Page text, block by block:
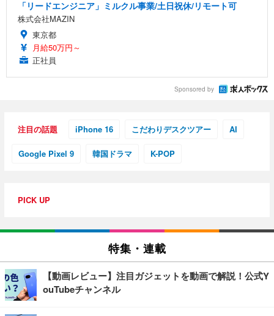
「リードエンジニア」ミルクル事業/土日祝休/リモート可
株式会社MAZIN
東京都
月給50万円～
正社員
Sponsored by
注目の話題 iPhone 16 こだわりデスクツアー AI
Google Pixel 9 韓国ドラマ K-POP
PICK UP
特集・連載
【動画レビュー】注目ガジェットを動画で解説！公式Y
ouTubeチャンネル